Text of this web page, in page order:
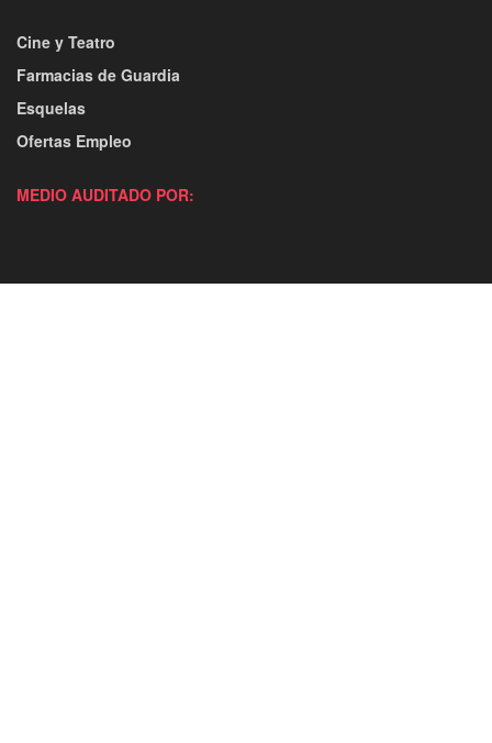
Cine y Teatro
Farmacias de Guardia
Esquelas
Ofertas Empleo
MEDIO AUDITADO POR: